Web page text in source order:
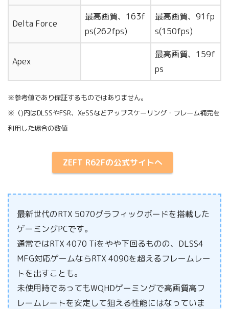
Delta Force
最高画質、163f
ps(262fps)
最高画質、91fp
s(150fps)
Apex
最高画質、159f
ps
※参考値であり保証するものではありません。
※（)内はDLSSやFSR、XeSSなどアップスケーリング・フレーム補完を
利用した場合の数値
ZEFT R62Fの公式サイトへ
最新世代のRTX 5070グラフィックボードを搭載した
ゲーミングPCです。
通常ではRTX 4070 Tiをやや下回るものの、DLSS4
MFG対応ゲームならRTX 4090を超えるフレームレー
トを出すことも。
未使用時であってもWQHDゲーミングで高画質高フ
レームレートを安定して狙える性能にはなっていま